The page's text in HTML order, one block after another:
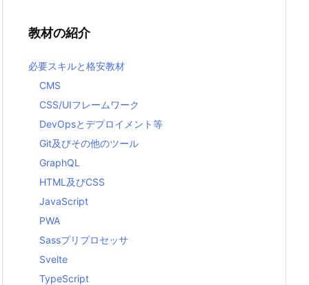
教材の紹介
必要スキルと格安教材
CMS
CSS/UIフレームワーク
DevOpsとデプロイメント等
Git及びその他のツール
GraphQL
HTML及びCSS
JavaScript
PWA
Sassプリプロセッサ
Svelte
TypeScript